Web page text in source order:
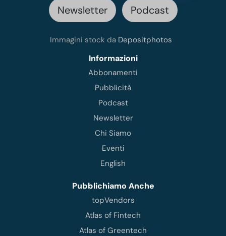
Newsletter Podcast
Immagini stock da Depositphotos
Informazioni
Abbonamenti
Pubblicità
Podcast
Newsletter
Chi Siamo
Eventi
English
Pubblichiamo Anche
topVendors
Atlas of Fintech
Atlas of Greentech